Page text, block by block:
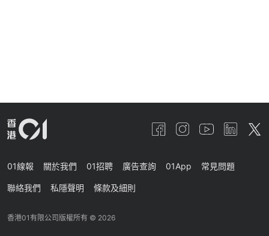
01線報 關於我們 01招聘 廣告查詢 01App 常見問題
聯絡我們 私隱聲明 條款及細則
香港01有限公司版權所有 © 2026